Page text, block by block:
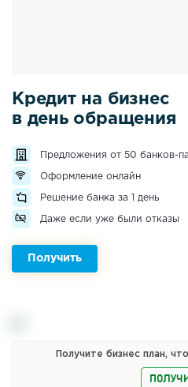
Кредит на бизнес
в день обращения
Предложения от 50 банков-
Оформление онлайн
Решение банка за 1 день
Даже если уже были отказы
Получить
Получите бизнес план,